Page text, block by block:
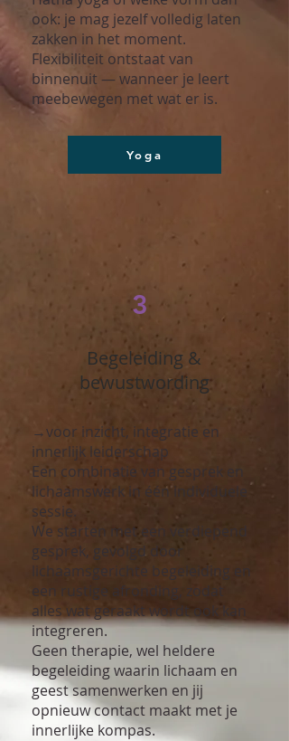
ook: je mag jezelf volledig laten
zakken in het moment.
Flexibiliteit ontstaat van
binnenuit — wanneer je leert
meebewegen met wat er is.
Yoga
3
Begeleiding &
bewustwording
→voor inzicht, integratie en
innerlijk leiderschap
Een combinatie van gesprek en
lichaamswerk in één individuele
sessie.
We starten met een verdiepend
gesprek, gevolgd door
lichaamsgerichte begeleiding en
een rustige afronding, zodat
alles wat geraakt wordt ook kan
integreren.
Geen therapie, wel heldere
begeleiding waarin lichaam en
geest samenwerken en jij
opnieuw contact maakt met je
innerlijke kompas.